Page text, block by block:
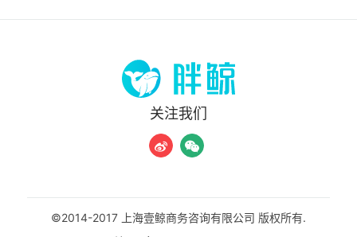
关注我们
©2014-2017 上海壹鲸商务咨询有限公司 版权所有.